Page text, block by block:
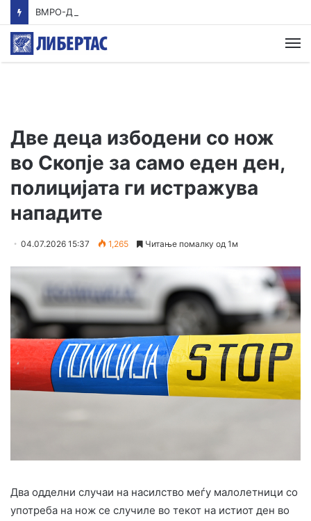
Две деца избодени со нож
во Скопје за само еден ден,
полицијата ги истражува
нападите
04.07.2026 15:37 1,265 Читање помалку од 1м
Два одделни случаи на насилство меѓу малолетници со
употреба на нож се случиле во текот на истиот ден во